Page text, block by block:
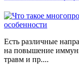
Есть различные
на повышение
травм и пр....